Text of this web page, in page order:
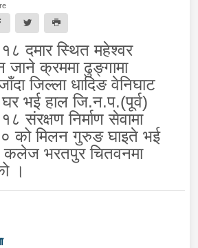
दमार स्थित महेश्वर
जाने क्रममा ढुङ्गामा
जिल्ला धादिङ वेनिघाट
घर भई हाल जि.न.प.(पूर्व)
संरक्षण निर्माण सेवामा
को मिलन गुरुङ घाइते भई
कलेज भरतपुर चितवनमा
।